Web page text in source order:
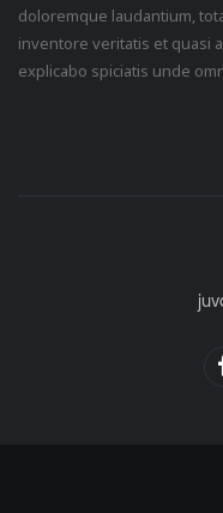
doloremque laudantium,
inventore veritatis et quasi
explicabo spiciatis unde